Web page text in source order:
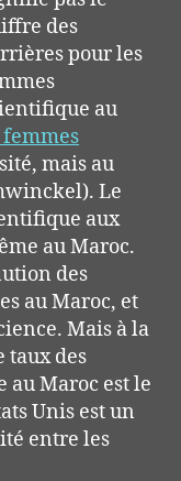
des
pour les
au
femmes
mais au
Le
aux
au Maroc.
des
au Maroc, et
Mais à la
taux des
au Maroc est le
Unis est un
entre les